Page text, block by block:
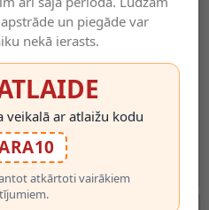
un piegāde var
nekā ierasts.
ar atlaižu kodu
atkārtoti vairākiem